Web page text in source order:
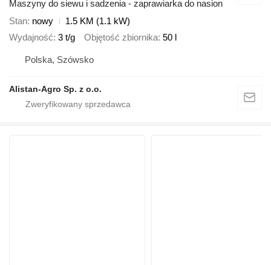
Maszyny do siewu i sadzenia - zaprawiarka do nasion
Stan nowy
1.5 KM (1.1 kW)
Wydajność 3 t/g Objętość zbiornika 50 l
Polska, Szówsko
Alistan-Agro Sp. z o.o.